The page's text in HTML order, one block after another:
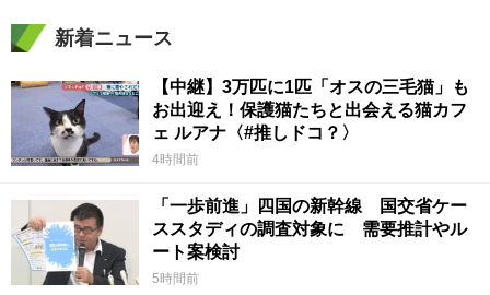
新着ニュース
【中継】3万匹に1匹「オスの三毛猫」も
お出迎え！保護猫たちと出会える猫カフ
ェ ルアナ〈#推しドコ？〉
4時間前
「一歩前進」四国の新幹線 国交省ケー
ススタディの調査対象に 需要推計やル
ート案検討
5時間前